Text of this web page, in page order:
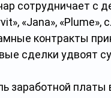
сотрудничает с
«Jana»,
контракты
сделки удвоят
заработной